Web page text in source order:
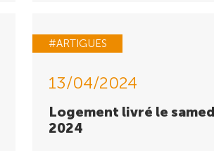
#ARTIGUES
13/04/2024
Logement livré le
2024